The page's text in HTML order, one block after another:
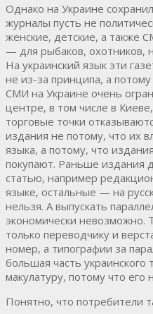
Однако на Украине
журналы пусть не
женские, детские, а также
— для рыбаков, охотников,
На украинский язык эти
не из-за принципа, а
СМИ на Украине очень
центре, в том числе в
торговые точки
издания не потому, что их
языка, а потому, что
покупают. Раньше издания
статью, например
языке, остальные — на
нельзя. А выпускать
экономически невозможно.
только переводчику и
номер, а типографии за
большая часть украинского
макулатуру, потому что его
Понятно, что потребители